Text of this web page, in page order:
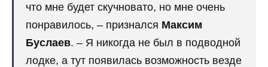
что мне будет скучновато, но мне очень
понравилось, – признался Максим
Буслаев. – Я никогда не был в подводной
лодке, а тут появилась возможность везде